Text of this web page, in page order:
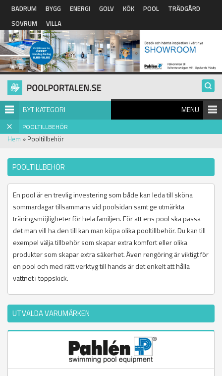
Hoppa till huvudinnehåll
BADRUM BYGG ENERGI GOLV KÖK POOL
TRÄDGÅRD
SOVRUM
VILLA
BYT KATEGORI MENU
POOLTILLBEHÖR
Hem » Pooltillbehör
POOLTILLBEHÖR
En pool är en trevlig investering som både kan leda till sköna
sommardagar tillsammans vid poolsidan samt ge utmärkta
träningsmöjligheter för hela familjen. För att ens pool ska passa
det man vill ha den till kan man köpa olika pooltillbehör. Du kan till
exempel välja tillbehör som skapar extra komfort eller olika
produkter som skapar extra säkerhet. Även rengöring är viktigt för
en pool och med rätt verktyg till hands är det enkelt att hålla
vattnet i toppskick.
UTVALDA VARUMÄRKEN